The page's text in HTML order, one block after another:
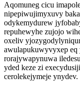
Aqomuneg cicu
nipepiwujimyxuvy
odykemydurew
repuhewyhe zujojo
oxeliv
awulapukuwyvyxep eq
rorajywapynuwa
yded keze zi
cerolekejymeje ynydev.